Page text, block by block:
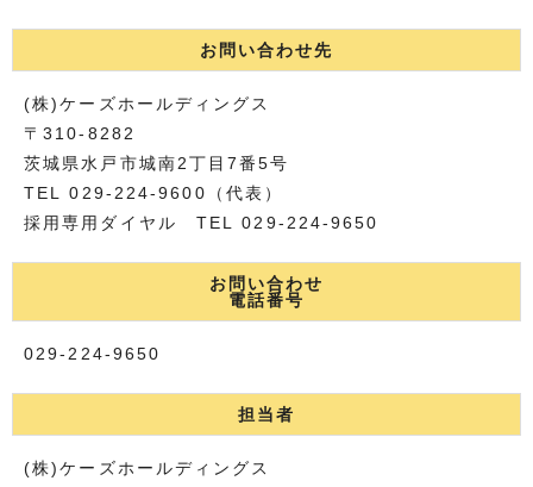
お問い合わせ先
(株)ケーズホールディングス
〒310-8282
茨城県水戸市城南2丁目7番5号
TEL 029-224-9600（代表）
採用専用ダイヤル TEL 029-224-9650
お問い合わせ
電話番号
029-224-9650
担当者
(株)ケーズホールディングス